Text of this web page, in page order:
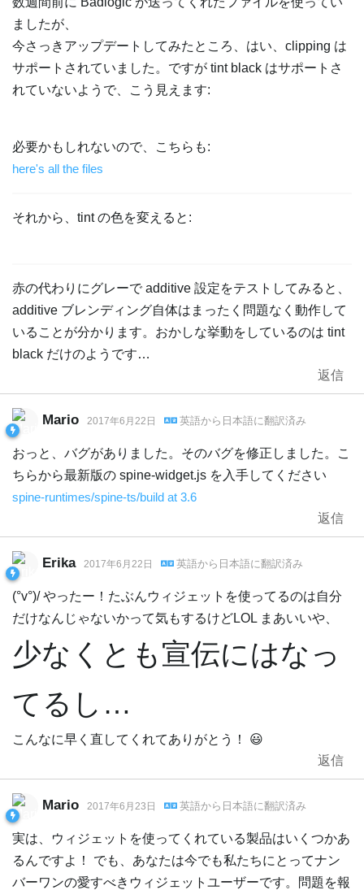
ましたが、
今さっきアップデートしてみたところ、はい、clipping は
サポートされていました。ですが tint black はサポートさ
れていないようで、こう見えます:
必要かもしれないので、こちらも:
here's all the files
それから、tint の色を変えると:
赤の代わりにグレーで additive 設定をテストしてみると、
additive ブレンディング自体はまったく問題なく動作して
いることが分かります。おかしな挙動をしているのは tint
black だけのようです…
返信
Mario 2017年6月22日 英語から 日本語に翻訳済み
おっと、バグがありました。そのバグを修正しました。こ
ちらから最新版の spine-widget.js を入手してください
spine-runtimes/spine-ts/build at 3.6
返信
Erika 2017年6月22日 英語から 日本語に翻訳済み
(°v°)/ やったー！たぶんウィジェットを使ってるのは自分
だけなんじゃないかって気もするけどLOL まあいいや、
少なくとも宣伝にはなっ
てるし…
こんなに早く直してくれてありがとう！ 😃
返信
Mario 2017年6月23日 英語から 日本語に翻訳済み
実は、ウィジェットを使ってくれている製品はいくつかあ
るんですよ！ でも、あなたは今でも私たちにとってナン
バーワンの愛すべきウィジェットユーザーです。問題を報